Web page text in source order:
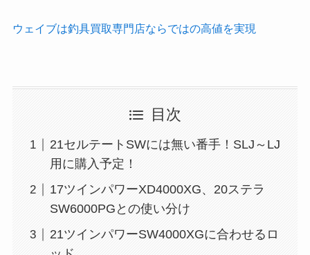
ウェイブは釣具買取専門店ならではの高値を実現
目次
21セルテートSWには無い番手！SLJ～LJ
用に購入予定！
17ツインパワーXD4000XG、20ステラ
SW6000PGとの使い分け
21ツインパワーSW4000XGに合わせるロ